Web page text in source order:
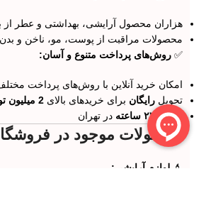
هزاران محصول آرایشی، بهداشتی و عطر از
محصولات مراقبت از پوست، مو، ناخن و بدن
✅ روش‌های پرداخت متنوع و آسان:
امکان خرید آنلاین با روش‌های پرداخت
تحویل رایگان برای خریدهای بالای 2 میلیون تومان
تحویل ۲۴ ساعته در تهران
محصولات موجود در
💄 لوازم آرایشی: